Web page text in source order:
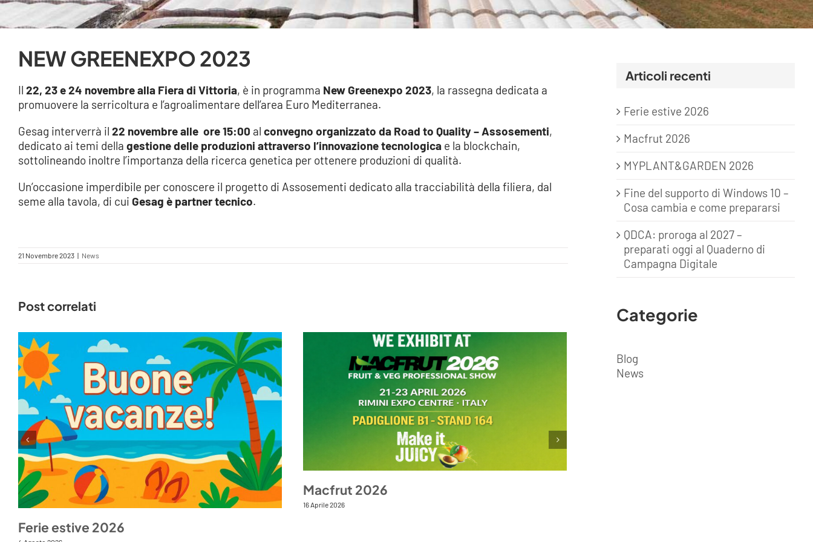
NEW GREENEXPO 2023
Il 22, 23 e 24 novembre alla Fiera di Vittoria, è in programma New Greenexpo 2023, la rassegna dedicata a
promuovere la serricoltura e l’agroalimentare dell’area Euro Mediterranea.
Gesag interverrà il 22 novembre alle ore 15:00 al convegno organizzato da Road to Quality – Assosementi,
dedicato ai temi della gestione delle produzioni attraverso l’innovazione tecnologica e la blockchain,
sottolineando inoltre l’importanza della ricerca genetica per ottenere produzioni di qualità.
Un’occasione imperdibile per conoscere il progetto di Assosementi dedicato alla tracciabilità della filiera, dal
seme alla tavola, di cui Gesag è partner tecnico.
21 Novembre 2023 | News
Post correlati
Ferie estive 2026
Macfrut 2026
16 Aprile 2026
Articoli recenti
Ferie estive 2026
Macfrut 2026
MYPLANT&GARDEN 2026
Fine del supporto di Windows 10 –
Cosa cambia e come prepararsi
QDCA: proroga al 2027 –
preparati oggi al Quaderno di
Campagna Digitale
Categorie
Blog
News